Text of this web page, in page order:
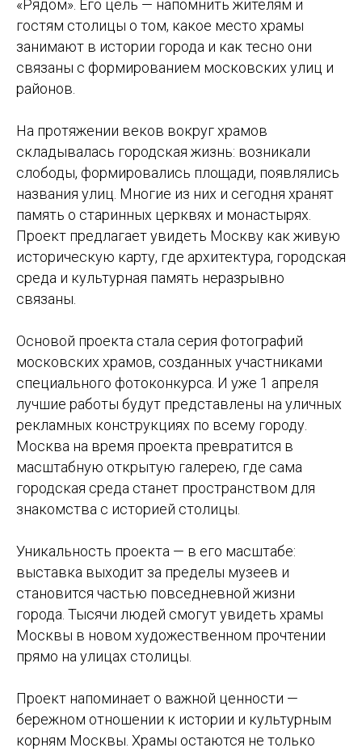
«Рядом». Его цель — напомнить жителям и
гостям столицы о том, какое место храмы
занимают в истории города и как тесно они
связаны с формированием московских улиц и
районов.
На протяжении веков вокруг храмов
складывалась городская жизнь: возникали
слободы, формировались площади, появлялись
названия улиц. Многие из них и сегодня хранят
память о старинных церквях и монастырях.
Проект предлагает увидеть Москву как живую
историческую карту, где архитектура, городская
среда и культурная память неразрывно
связаны.
Основой проекта стала серия фотографий
московских храмов, созданных участниками
специального фотоконкурса. И уже 1 апреля
лучшие работы будут представлены на уличных
рекламных конструкциях по всему городу.
Москва на время проекта превратится в
масштабную открытую галерею, где сама
городская среда станет пространством для
знакомства с историей столицы.
Уникальность проекта — в его масштабе:
выставка выходит за пределы музеев и
становится частью повседневной жизни
города. Тысячи людей смогут увидеть храмы
Москвы в новом художественном прочтении
прямо на улицах столицы.
Проект напоминает о важной ценности —
бережном отношении к истории и культурным
корням Москвы. Храмы остаются не только